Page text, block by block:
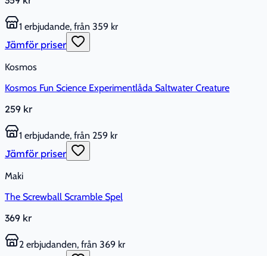
1 erbjudande, från 359 kr
Jämför priser
Kosmos
Kosmos Fun Science Experimentlåda Saltwater Creature
259 kr
1 erbjudande, från 259 kr
Jämför priser
Maki
The Screwball Scramble Spel
369 kr
2 erbjudanden, från 369 kr